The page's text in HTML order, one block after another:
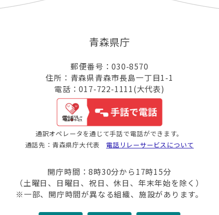
青森県庁
郵便番号：030-8570
住所：青森県青森市長島一丁目1-1
電話：017-722-1111(大代表)
通訳オペレータを通じて手話で電話ができます。
通話先：青森県庁大代表 電話リレーサービスについて
開庁時間：8時30分から17時15分
（土曜日、日曜日、祝日、休日、年末年始を除く）
※一部、開庁時間が異なる組織、施設があります。